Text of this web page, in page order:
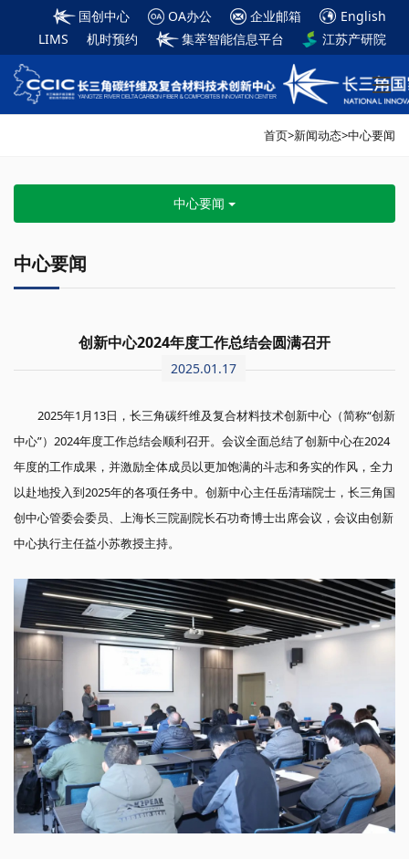
English
企业邮箱
OA办公
国创中心
江苏产研院
集萃智能信息平台
机时预约
LIMS
首页>新闻动态>中心要闻
中心要闻
中心要闻
创新中心2024年度工作总结会圆满召开
2025.01.17
2025年1月13日，长三角碳纤维及复合材料技术创新中心（简称“创新
中心”）2024年度工作总结会顺利召开。会议全面总结了创新中心在2024
年度的工作成果，并激励全体成员以更加饱满的斗志和务实的作风，全力
以赴地投入到2025年的各项任务中。创新中心主任岳清瑞院士，长三角国
创中心管委会委员、上海长三院副院长石功奇博士出席会议，会议由创新
中心执行主任益小苏教授主持。